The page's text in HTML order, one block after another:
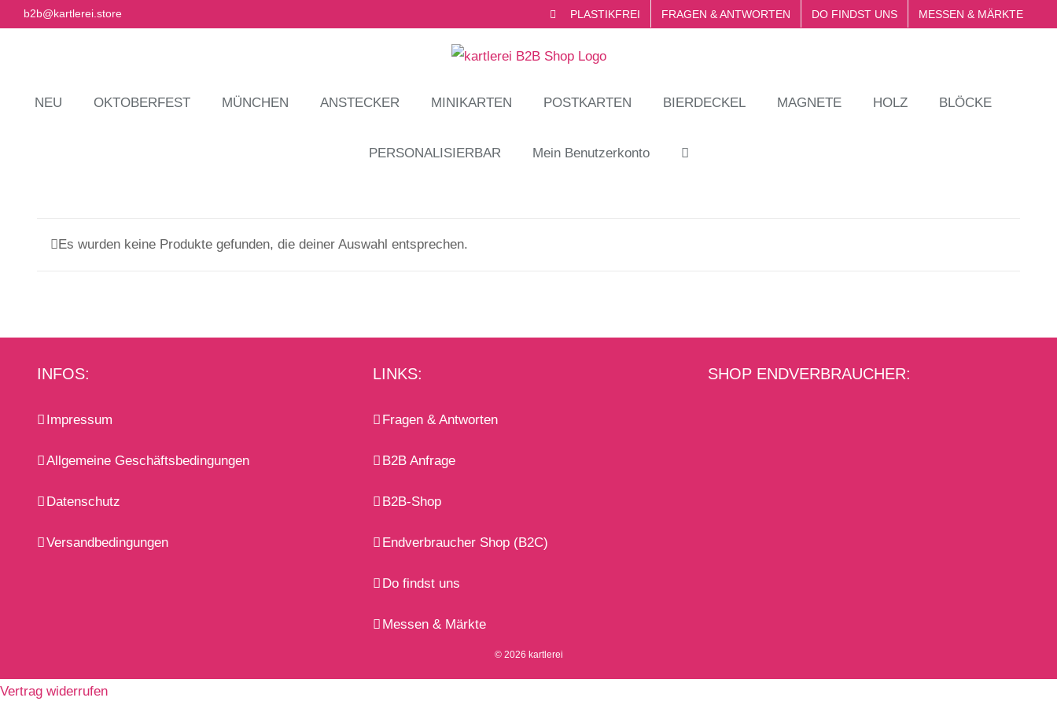
Zumb2b@kartlerei.store PLASTIKFREI FRAGEN & ANTWORTEN DO FINDST UNS MESSEN & MÄRKTE
NEU OKTOBERFEST MÜNCHEN ANSTECKER MINIKARTEN POSTKARTEN BIERDECKEL MAGNETE HOLZ BLÖCKE
PERSONALISIERBAR Mein Benutzerkonto
Es wurden keine Produkte gefunden, die deiner Auswahl entsprechen.
INFOS:
Impressum
Allgemeine Geschäftsbedingungen
Datenschutz
Versandbedingungen
LINKS:
Fragen & Antworten
B2B Anfrage
B2B-Shop
Endverbraucher Shop (B2C)
Do findst uns
Messen & Märkte
SHOP ENDVERBRAUCHER:
© 2026 kartlerei
Vertrag widerrufen